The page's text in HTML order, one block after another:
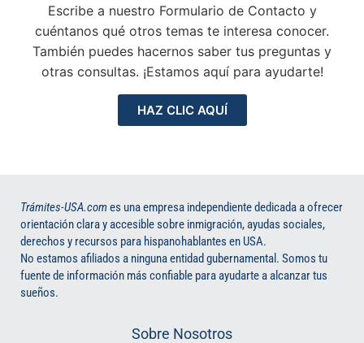
Escribe a nuestro Formulario de Contacto y
cuéntanos qué otros temas te interesa conocer.
También puedes hacernos saber tus preguntas y
otras consultas. ¡Estamos aquí para ayudarte!
HAZ CLIC AQUÍ
Trámites-USA.comes una empresa independiente dedicada a ofrecer
orientación clara y accesible sobre inmigración, ayudas sociales,
derechos y recursos para hispanohablantes en USA.
No estamos afiliados a ninguna entidad gubernamental. Somos tu
fuente de información más confiable para ayudarte a alcanzar tus
sueños.
Sobre Nosotros